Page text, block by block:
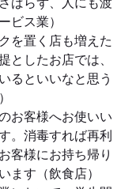
ビス業）
を置く店も増えた
としたお店では、
るといいなと思う
お客様へお使いい
。消毒すれば再利
客様にお持ち帰り
ます（飲食店）